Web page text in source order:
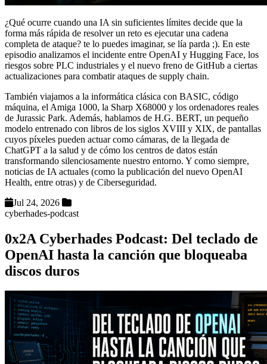
¿Qué ocurre cuando una IA sin suficientes límites decide que la
forma más rápida de resolver un reto es ejecutar una cadena
completa de ataque? te lo puedes imaginar, se lía parda ;). En este
episodio analizamos el incidente entre OpenAI y Hugging Face, los
riesgos sobre PLC industriales y el nuevo freno de GitHub a ciertas
actualizaciones para combatir ataques de supply chain.
También viajamos a la informática clásica con BASIC, código
máquina, el Amiga 1000, la Sharp X68000 y los ordenadores reales
de Jurassic Park. Además, hablamos de H.G. BERT, un pequeño
modelo entrenado con libros de los siglos XVIII y XIX, de pantallas
cuyos píxeles pueden actuar como cámaras, de la llegada de
ChatGPT a la salud y de cómo los centros de datos están
transformando silenciosamente nuestro entorno. Y como siempre,
noticias de IA actuales (como la publicación del nuevo OpenAI
Health, entre otras) y de Ciberseguridad.
Jul 24, 2026
cyberhades-podcast
0x2A Cyberhades Podcast: Del teclado de
OpenAI hasta la canción que bloqueaba
discos duros